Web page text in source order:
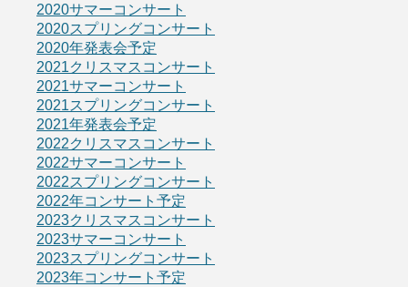
2020サマーコンサート
2020スプリングコンサート
2020年発表会予定
2021クリスマスコンサート
2021サマーコンサート
2021スプリングコンサート
2021年発表会予定
2022クリスマスコンサート
2022サマーコンサート
2022スプリングコンサート
2022年コンサート予定
2023クリスマスコンサート
2023サマーコンサート
2023スプリングコンサート
2023年コンサート予定